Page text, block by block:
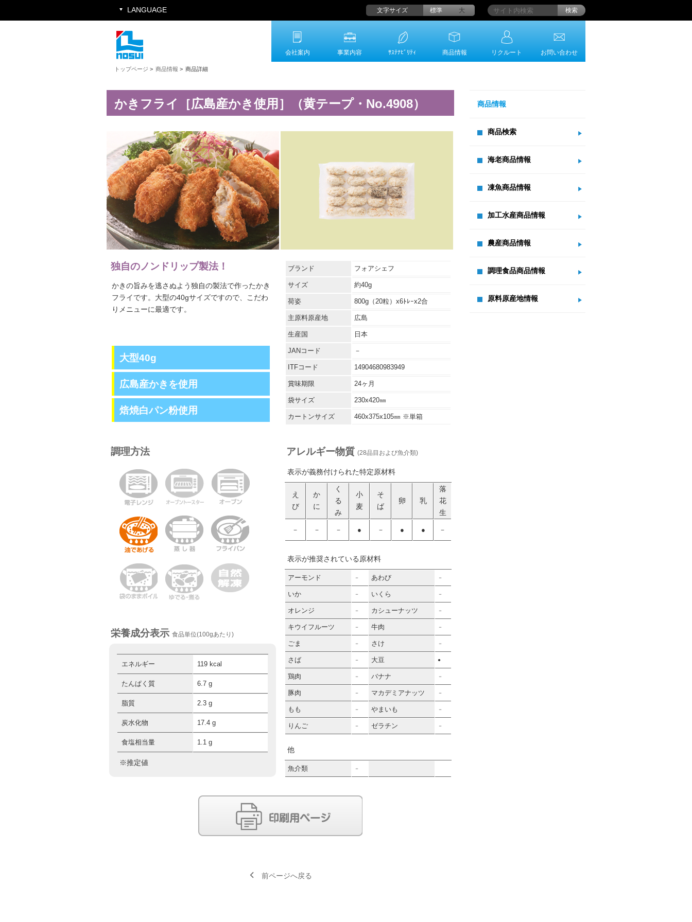
会社案内 事業内容 ｻｽﾃﾅﾋﾞﾘﾃｨ 商品情報 リクルート お問い合わせ
トップページ > 商品情報 > 商品詳細
商品情報
商品検索
海老商品情報
凍魚商品情報
加工水産商品情報
農産商品情報
調理食品商品情報
原料原産地情報
かきフライ［広島産かき使用］（黄テープ・No.4908）
独自のノンドリップ製法！
かきの旨みを逃さぬよう独自の製法で作ったかき
フライです。大型の40gサイズですので、こだわ
りメニューに最適です。
大型40g
広島産かきを使用
焙焼白パン粉使用
ブランド フォアシェフ
サイズ 約40g
荷姿 800g（20粒）x6ﾄﾚｰx2合
主原料原産地 広島
生産国 日本
JANコード －
ITFコード 14904680983949
賞味期限 24ヶ月
袋サイズ 230x420㎜
カートンサイズ 460x375x105㎜ ※単箱
調理方法
栄養成分表示 食品単位(100gあたり)
エネルギー 119 kcal
たんぱく質 6.7 g
脂質 2.3 g
炭水化物 17.4 g
食塩相当量 1.1 g
※推定値
アレルギー物質 (28品目および魚介類)
表示が義務付けられた特定原材料
え
び
か
に
く
る
み
小
麦
そ
ば
卵 乳
落
花
生
－ － － ● － ● ● －
表示が推奨されている原材料
アーモンド － あわび －
いか － いくら －
オレンジ － カシューナッツ －
キウイフルーツ － 牛肉 －
ごま － さけ －
さば － 大豆 ●
鶏肉 － バナナ －
豚肉 － マカデミアナッツ －
もも － やまいも －
りんご － ゼラチン －
他
魚介類 －
前ページへ戻る
検索
文字サイズ 大
標準
LANGUAGE